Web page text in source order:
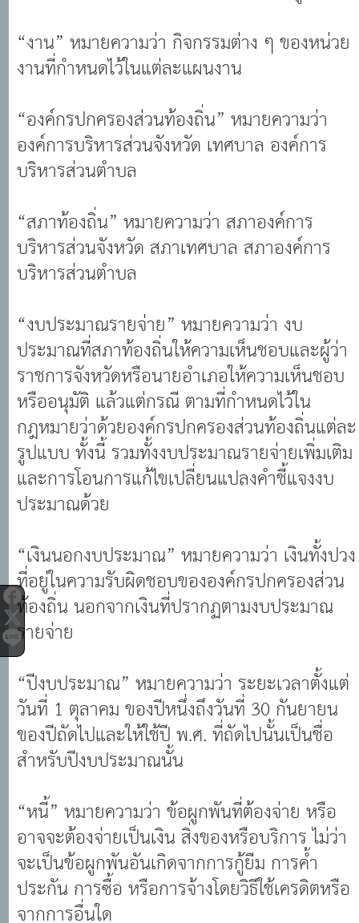
“งาน” หมายความว่า กิจกรรมต่าง ๆ ของหน่วย
งานที่กำหนดไว้ในแต่ละแผนงาน
“องค์กรปกครองส่วนท้องถิ่น” หมายความว่า
องค์การบริหารส่วนจังหวัด เทศบาล องค์การ
บริหารส่วนตำบล
“สภาท้องถิ่น” หมายความว่า สภาองค์การ
บริหารส่วนจังหวัด สภาเทศบาล สภาองค์การ
บริหารส่วนตำบล
“งบประมาณรายจ่าย” หมายความว่า งบ
ประมาณที่สภาท้องถิ่นให้ความเห็นชอบและผู้ว่า
ราชการจังหวัดหรือนายอำเภอให้ความเห็นชอบ
หรืออนุมัติ แล้วแต่กรณี ตามที่กำหนดไว้ใน
กฎหมายว่าด้วยองค์กรปกครองส่วนท้องถิ่นแต่ละ
รูปแบบ ทั้งนี้ รวมทั้งงบประมาณรายจ่ายเพิ่มเติม
และการโอนการแก้ไขเปลี่ยนแปลงคำชี้แจงงบ
ประมาณด้วย
“เงินนอกงบประมาณ” หมายความว่า เงินทั้งปวง
ที่อยู่ในความรับผิดชอบขององค์กรปกครองส่วน
ท้องถิ่น นอกจากเงินที่ปรากฏตามงบประมาณ
รายจ่าย
“ปีงบประมาณ” หมายความว่า ระยะเวลาตั้งแต่
วันที่ 1 ตุลาคม ของปีหนึ่งถึงวันที่ 30 กันยายน
ของปีถัดไปและให้ใช้ปี พ.ศ. ที่ถัดไปนั้นเป็นชื่อ
สำหรับปีงบประมาณนั้น
“หนี้” หมายความว่า ข้อผูกพันที่ต้องจ่าย หรือ
อาจจะต้องจ่ายเป็นเงิน สิ่งของหรือบริการ ไม่ว่า
จะเป็นข้อผูกพันอันเกิดจากการกู้ยืม การค้ำ
ประกัน การซื้อ หรือการจ้างโดยวิธีใช้เครดิตหรือ
จากการอื่นใด